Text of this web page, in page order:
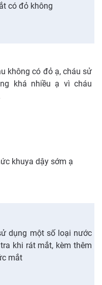
có đỏ không
không có đỏ ạ, cháu sử
khá nhiều ạ vì cháu
khuya dậy sớm ạ
dụng một số loại nước
khi rát mắt, kèm thêm
mắt